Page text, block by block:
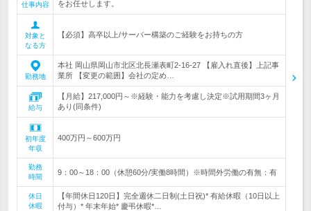
仕事内容
をお任せします。
対象と
なる方
【必須】高卒以上/サーバー構築のご経験をお持ちの方
勤務地
本社 岡山県岡山市北区北長瀬表町2-16-27 【雇入れ直後】上記事
業所 【変更の範囲】会社の定め…
給与
【月給】217,000円～※経験・能力を考慮し決定※試用期間3ヶ月
あり(同条件)
初年度
年収
400万円～600万円
勤務
時間
9：00～18：00（休憩60分/実働8時間）※時間外労働の有無：有
休日
休暇
【年間休日120日】完全週休二日制(土日祝)* 有給休暇（10日以上
付与）* 年末年始* 慶弔休暇*…